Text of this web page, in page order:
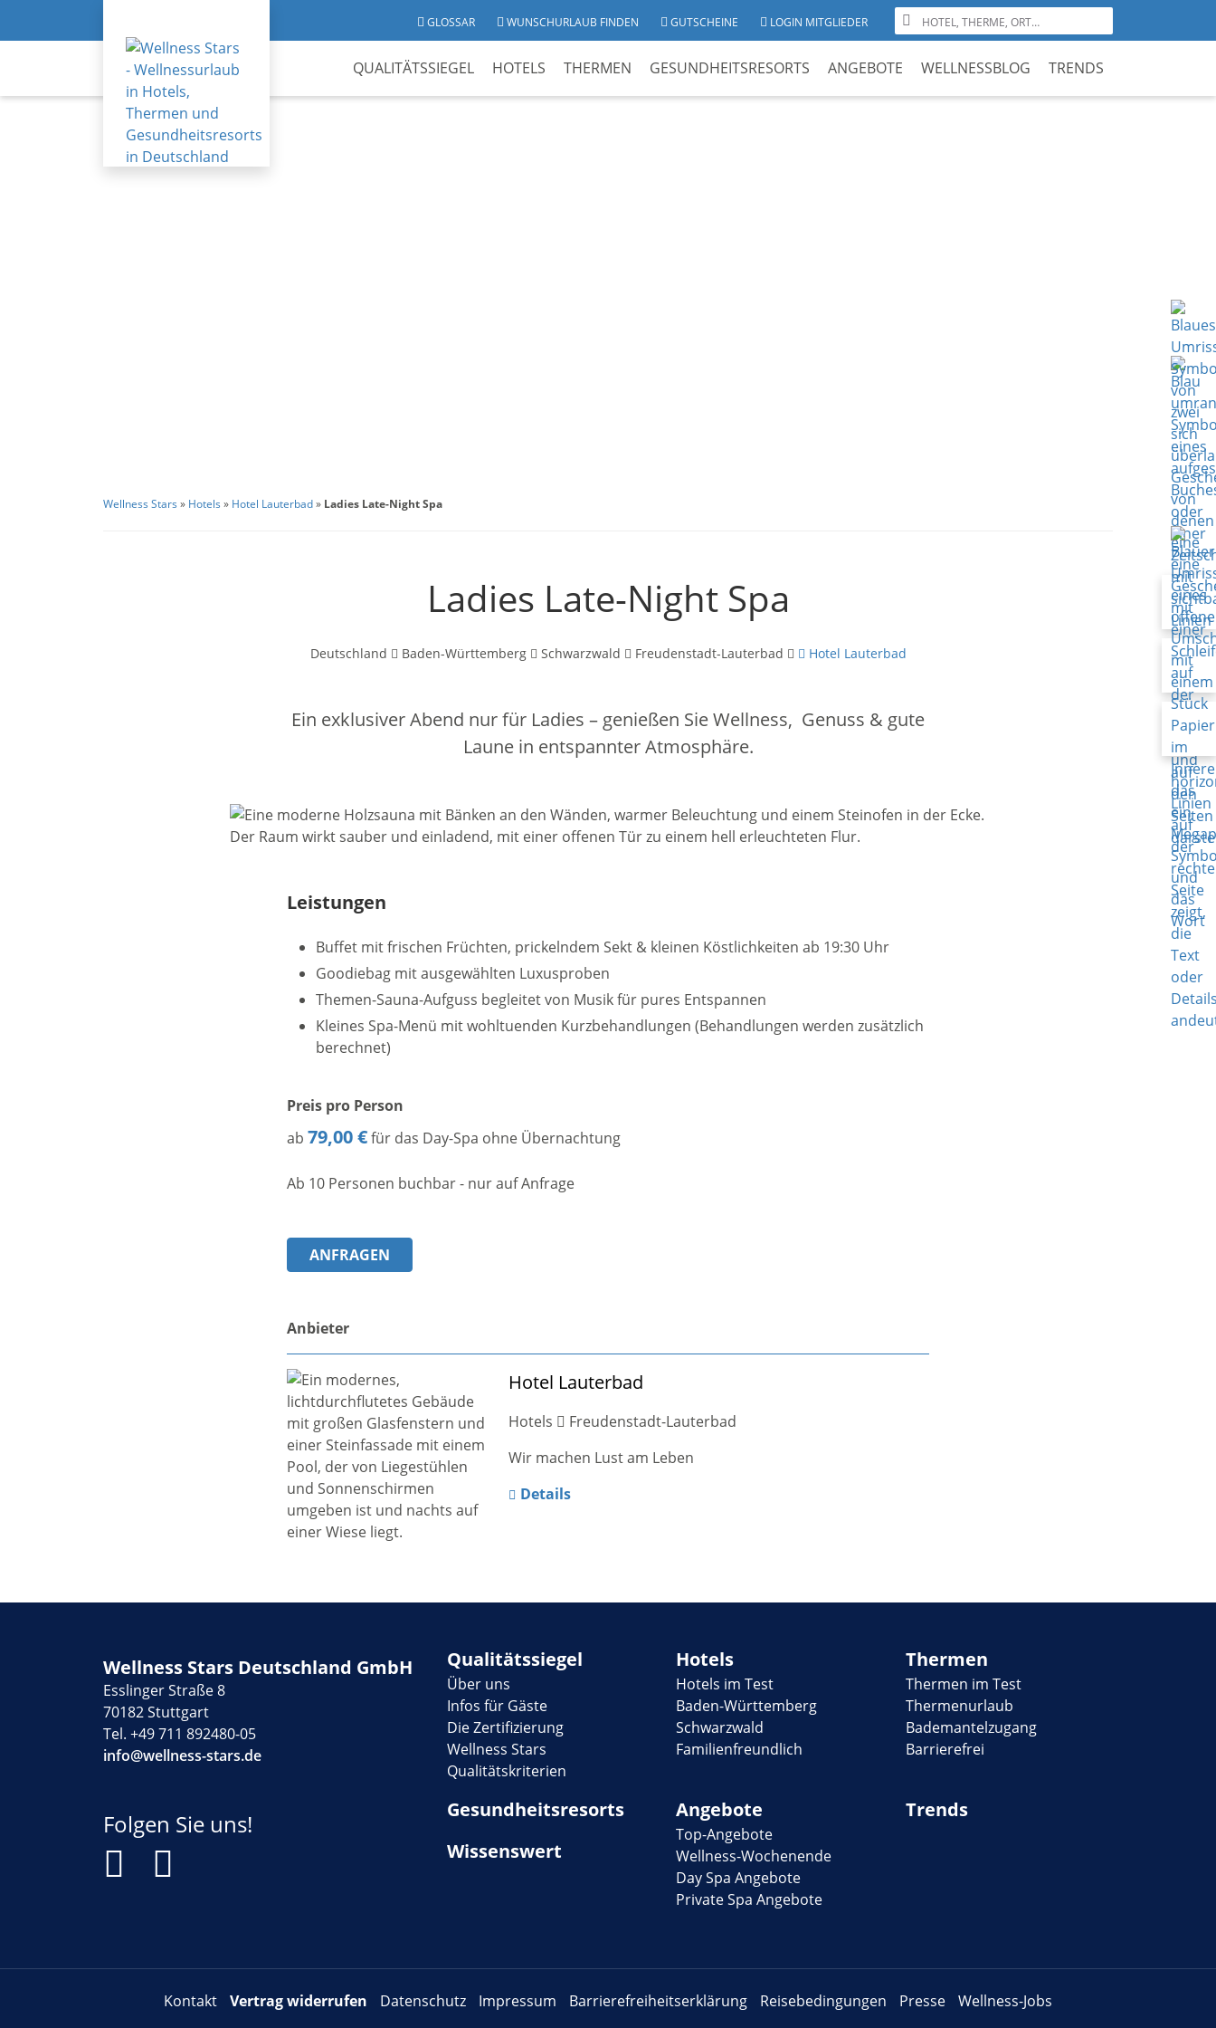
GLOSSAR WUNSCHURLAUB FINDEN GUTSCHEINE LOGIN MITGLIEDER
QUALITÄTSSIEGEL HOTELS THERMEN GESUNDHEITSRESORTS ANGEBOTE WELLNESSBLOG TRENDS
Wellness Stars » Hotels » Hotel Lauterbad» Ladies Late-Night Spa
Ladies Late-Night Spa
Deutschland Baden-Württemberg Schwarzwald Freudenstadt-Lauterbad Hotel Lauterbad
Ein exklusiver Abend nur für Ladies – genießen Sie Wellness, Genuss & gute
Laune in entspannter Atmosphäre.
Leistungen
Buffet mit frischen Früchten, prickelndem Sekt & kleinen Köstlichkeiten ab 19:30 Uhr
Goodiebag mit ausgewählten Luxusproben
Themen-Sauna-Aufguss begleitet von Musik für pures Entspannen
Kleines Spa-Menü mit wohltuenden Kurzbehandlungen (Behandlungen werden zusätzlich
berechnet)
Preis pro Person
ab 79,00 €für das Day-Spa ohne Übernachtung
Ab 10 Personen buchbar - nur auf Anfrage
ANFRAGEN
Anbieter
Hotel Lauterbad
Hotels
Freudenstadt-Lauterbad
Wir machen Lust am Leben
Details
Wellness Stars Deutschland GmbH
Esslinger Straße 8
70182 Stuttgart
Tel. +49 711 892480-05
info@wellness-stars.de
Folgen Sie uns!
Qualitätssiegel
Über uns
Infos für Gäste
Die Zertifizierung
Wellness Stars
Qualitätskriterien
Hotels
Hotels im Test
Baden-Württemberg
Schwarzwald
Familienfreundlich
Thermen
Thermen im Test
Thermenurlaub
Bademantelzugang
Barrierefrei
Gesundheitsresorts
Wissenswert
Angebote
Top-Angebote
Wellness-Wochenende
Day Spa Angebote
Private Spa Angebote
Trends
Kontakt Vertrag widerrufen Datenschutz Impressum Barrierefreiheitserklärung Reisebedingungen Presse Wellness-Jobs